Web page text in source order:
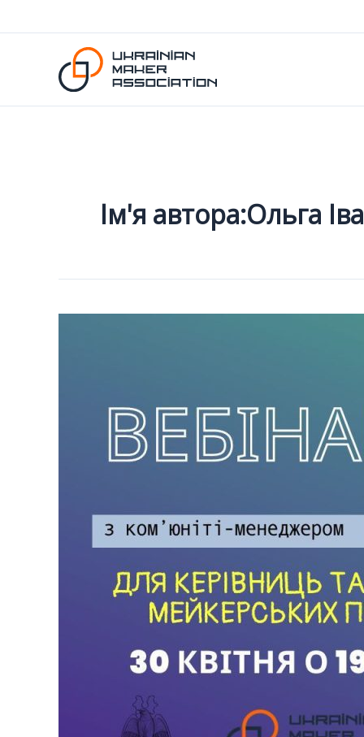
до
Ім'я автора:Ольга